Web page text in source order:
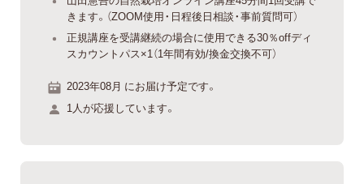
きます。（ZOOM使用・日程後日相談・事前質問可）
正規講座を受講継続の場合に使用できる30％offディ
スカウントパス×1（1年間有効/換金交換不可）
2023年08月 にお届け予定です。
1人が応援しています。